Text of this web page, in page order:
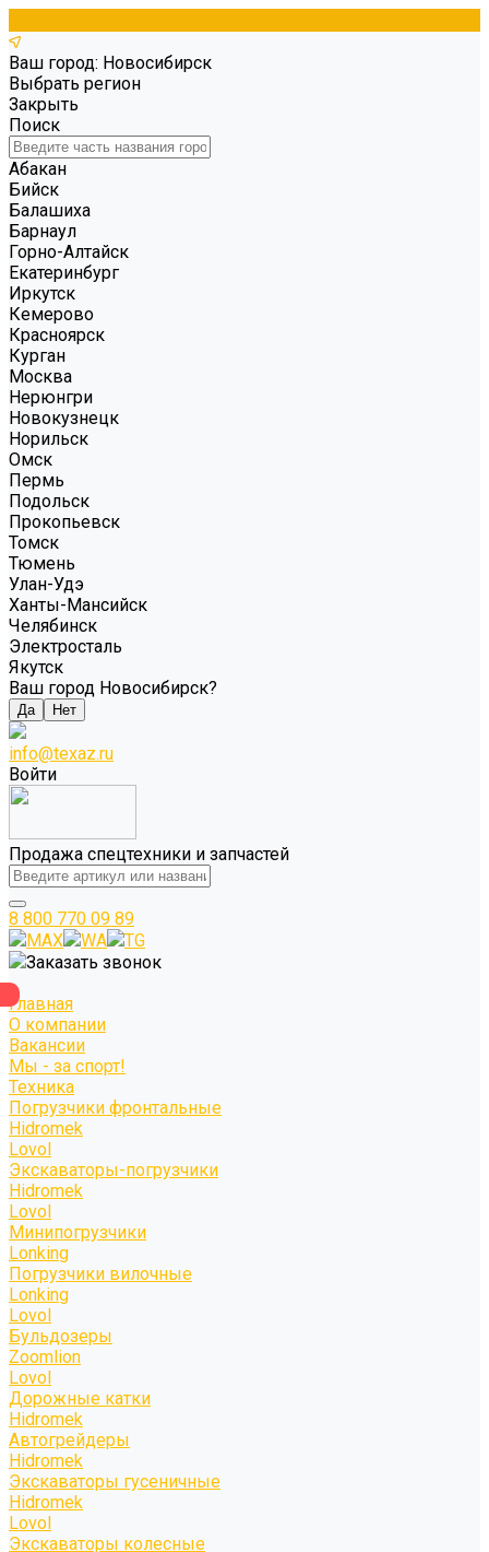
Ваш город: Новосибирск
Выбрать регион
Закрыть
Поиск
Абакан
Бийск
Балашиха
Барнаул
Горно-Алтайск
Екатеринбург
Иркутск
Кемерово
Красноярск
Курган
Москва
Нерюнгри
Новокузнецк
Норильск
Омск
Пермь
Подольск
Прокопьевск
Томск
Тюмень
Улан-Удэ
Ханты-Мансийск
Челябинск
Электросталь
Якутск
Ваш город Новосибирск?
Да Нет
info@texaz.ru
Войти
Продажа спецтехники и запчастей
8 800 770 09 89
MAX
WA
TG
Заказать звонок
Главная
О компании
Вакансии
Мы - за спорт!
Техника
Погрузчики фронтальные
Hidromek
Lovol
Экскаваторы-погрузчики
Hidromek
Lovol
Минипогрузчики
Lonking
Погрузчики вилочные
Lonking
Lovol
Бульдозеры
Zoomlion
Lovol
Дорожные катки
Hidromek
Автогрейдеры
Hidromek
Экскаваторы гусеничные
Hidromek
Lovol
Экскаваторы колесные